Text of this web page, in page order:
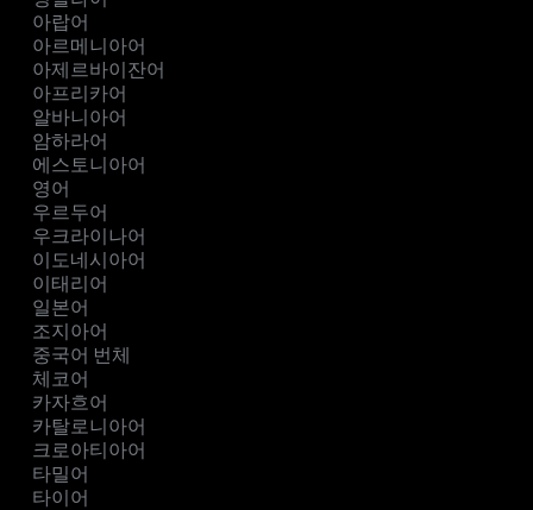
아랍어
아르메니아어
아제르바이잔어
아프리카어
알바니아어
암하라어
에스토니아어
영어
우르두어
우크라이나어
이도네시아어
이태리어
일본어
조지아어
중국어 번체
체코어
카자흐어
카탈로니아어
크로아티아어
타밀어
타이어